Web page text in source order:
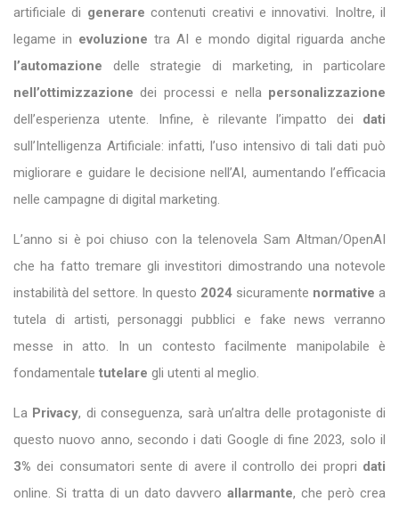
artificiale di generare contenuti creativi e innovativi. Inoltre, il
legame in evoluzione tra AI e mondo digital riguarda anche
l’automazione delle strategie di marketing, in particolare
nell’ottimizzazionedei processi e nella personalizzazione
dell’esperienza utente. Infine, è rilevante l’impatto dei dati
sull’Intelligenza Artificiale: infatti, l’uso intensivo di tali dati può
migliorare e guidare le decisione nell’AI, aumentando l’efficacia
nelle campagne di digital marketing.
L’anno si è poi chiuso con la telenovela Sam Altman/OpenAI
che ha fatto tremare gli investitori dimostrando una notevole
instabilità del settore. In questo 2024 sicuramente normative a
tutela di artisti, personaggi pubblici e fake news verranno
messe in atto. In un contesto facilmente manipolabile è
fondamentale tutelare gli utenti al meglio.
La Privacy, di conseguenza, sarà un’altra delle protagoniste di
questo nuovo anno, secondo i dati Google di fine 2023, solo il
3% dei consumatori sente di avere il controllo dei propri dati
online. Si tratta di un dato davveroallarmante, che però crea